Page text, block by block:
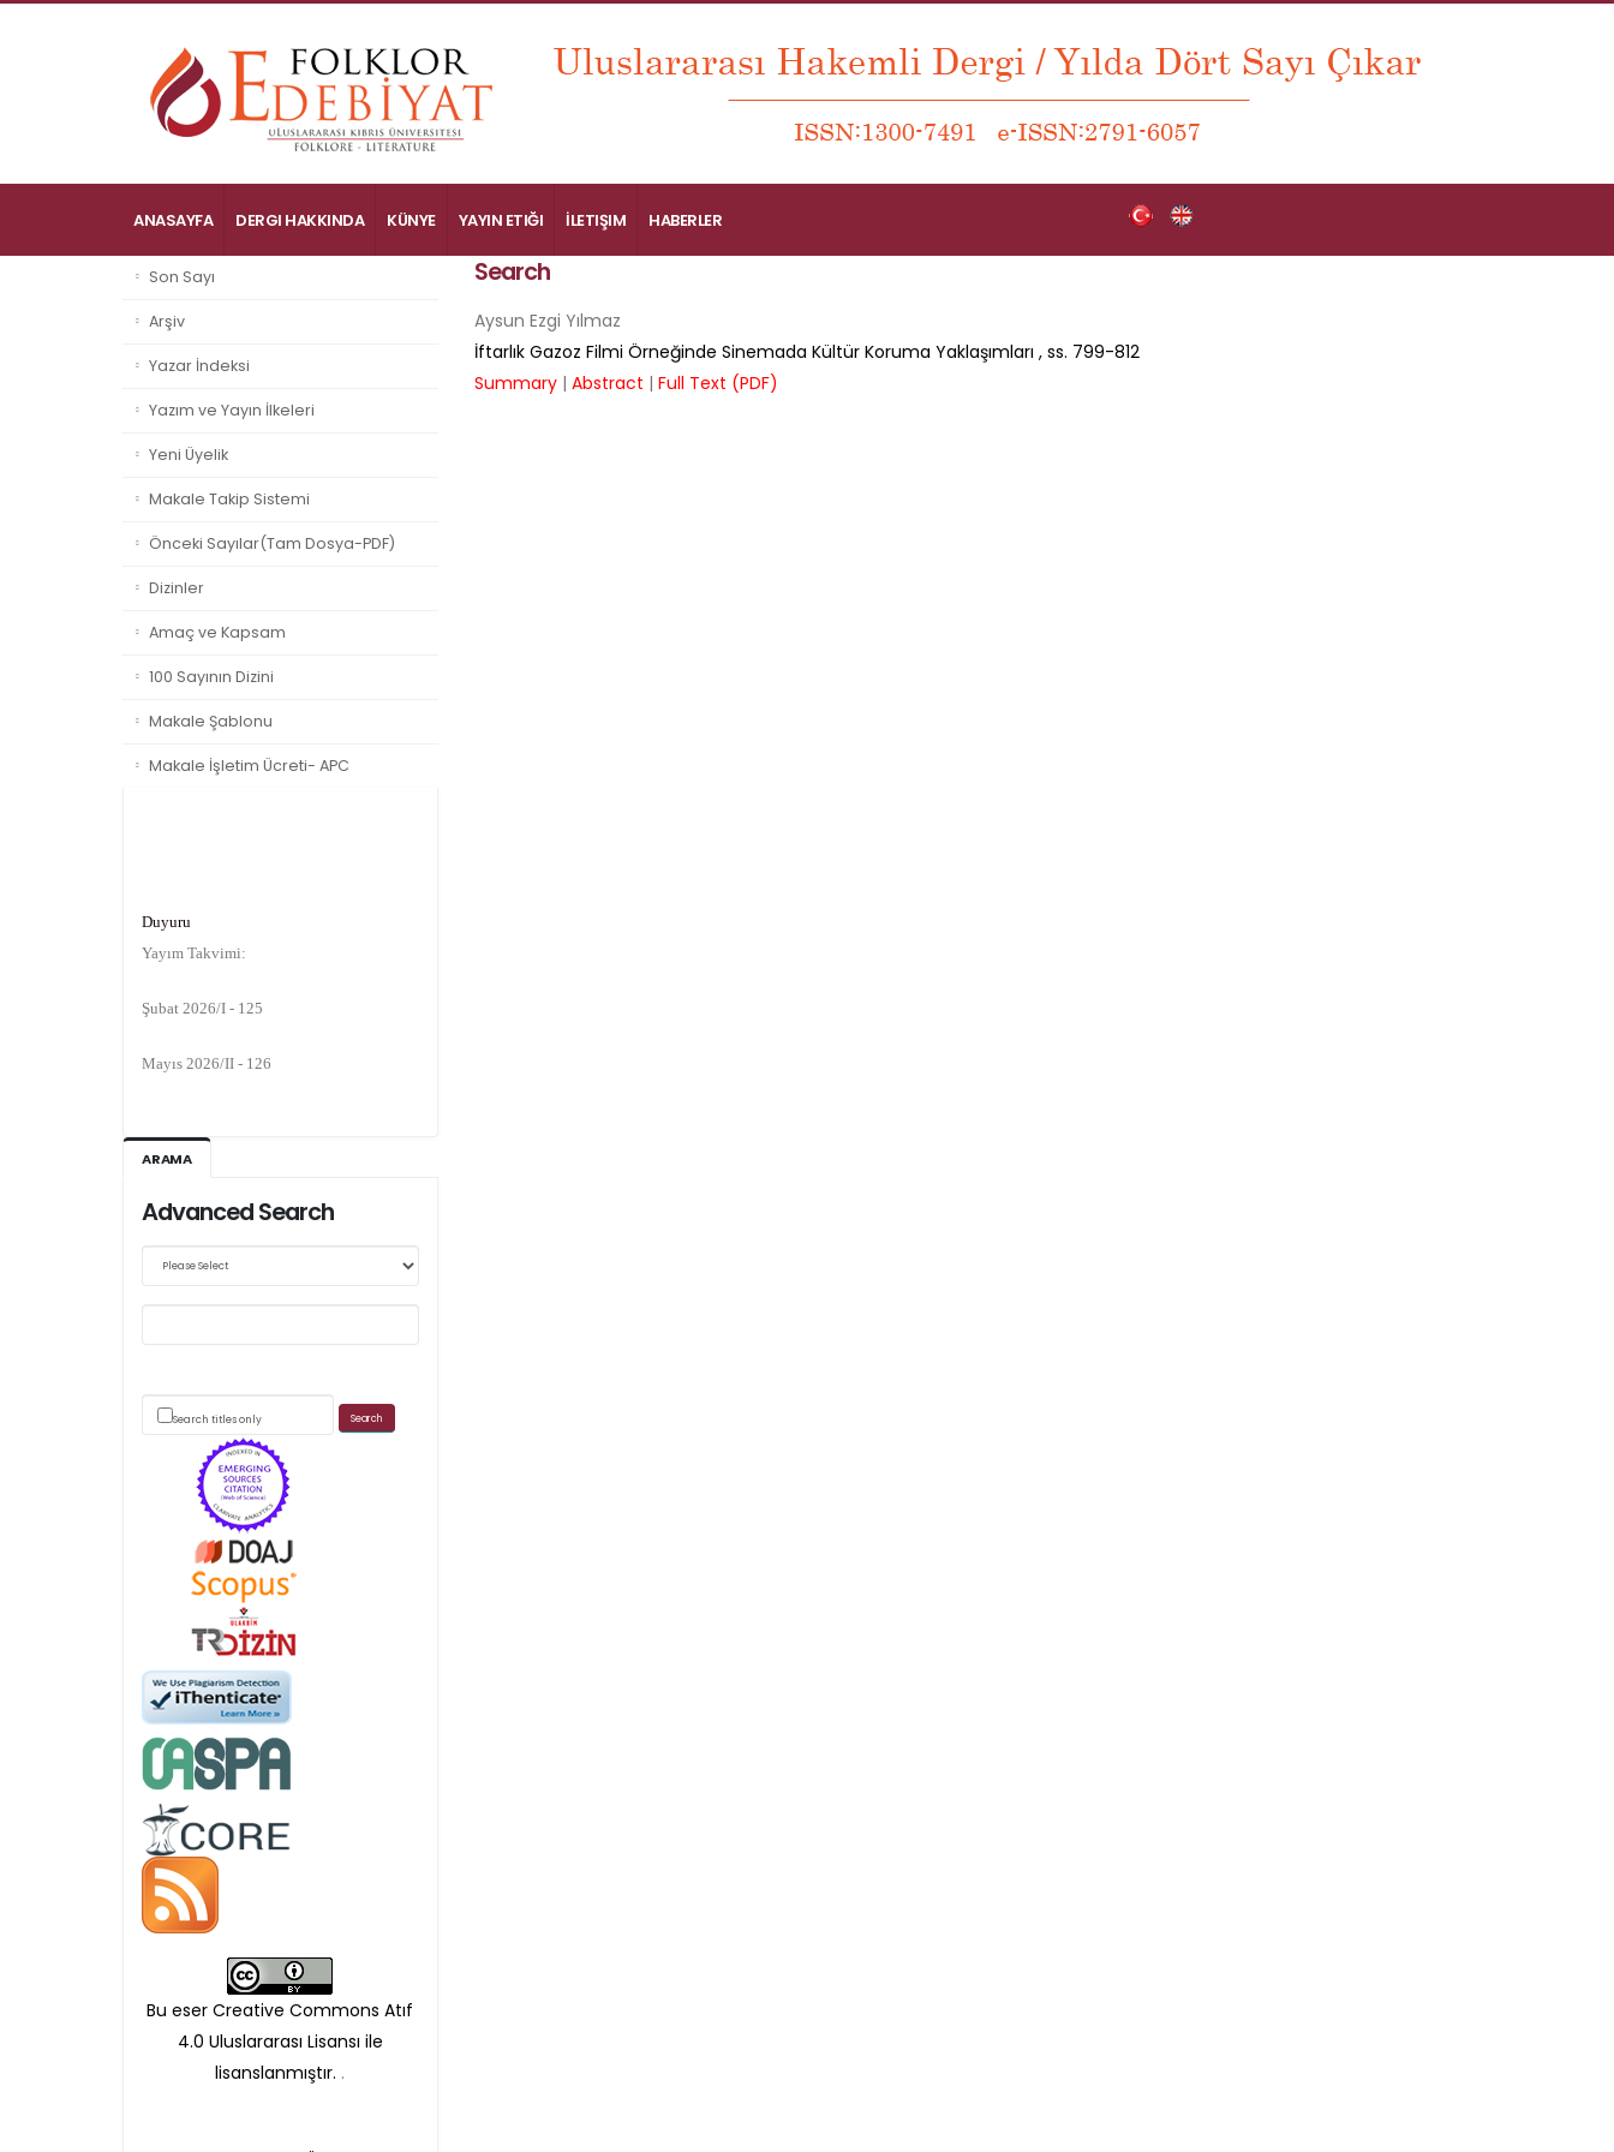
ANASAYFA DERGI HAKKINDA KÜNYE YAYIN ETIĞI İLETIŞIM HABERLER
Son Sayı
Arşiv
Yazar İndeksi
Yazım ve Yayın İlkeleri
Yeni Üyelik
Makale Takip Sistemi
Önceki Sayılar(Tam Dosya-PDF)
Dizinler
Amaç ve Kapsam
100 Sayının Dizini
Makale Şablonu
Makale İşletim Ücreti- APC
Yayım Takvimi:
Kasım 2026/IV - 128
Web sitemizde yapılan güncellemeler nedeniyle
üzerinden yürütülmektedir.
Scimago's grade
Öndenetimden geçen
makaleler için, 100 Avro
Makale İşletim Ücreti (APC)
alınmaktadır.
Hakem sürecine alınacak
makaleler için yazarlara
APC ödeme bilgi mesajı
APC bilgi mesajı
ARAMA
Advanced Search
Search titles only
Bu eser Creative Commons Atıf
4.0 Uluslararası Lisansı ile
lisanslanmıştır. .
Search
Aysun Ezgi Yılmaz
İftarlık Gazoz Filmi Örneğinde Sinemada Kültür Koruma Yaklaşımları , ss. 799-812
Summary| Abstract | Full Text (PDF)